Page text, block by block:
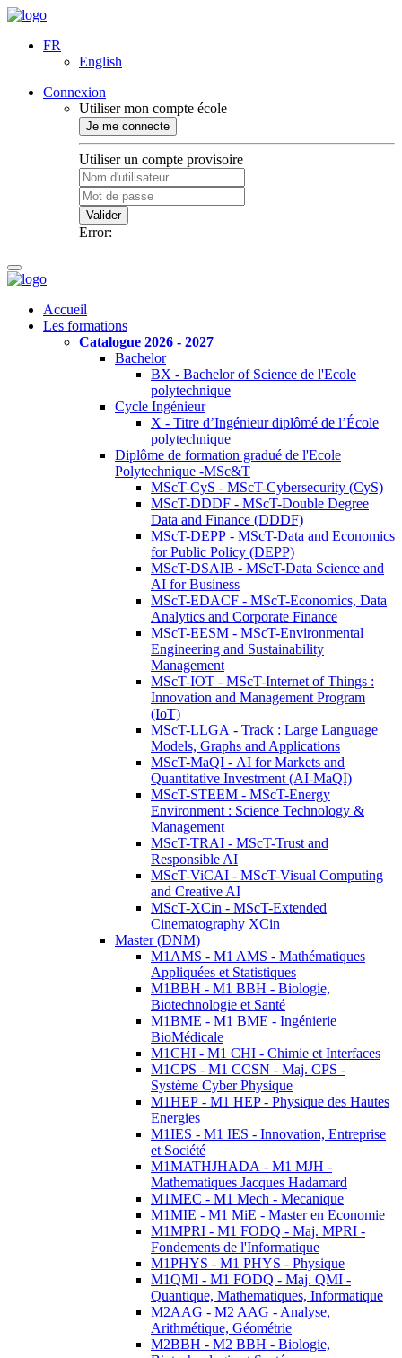
FR
English
Connexion
Utiliser mon compte école
Je me connecte
Utiliser un compte provisoire
Valider
Error:
Accueil
Les formations
Catalogue 2026 - 2027
Bachelor
BX - Bachelor of Science de l'Ecole
polytechnique
Cycle Ingénieur
X - Titre d’Ingénieur diplômé de l’École
polytechnique
Diplôme de formation gradué de l'Ecole
Polytechnique -MSc&T
MScT-CyS - MScT-Cybersecurity (CyS)
MScT-DDDF - MScT-Double Degree
Data and Finance (DDDF)
MScT-DEPP - MScT-Data and Economics
for Public Policy (DEPP)
MScT-DSAIB - MScT-Data Science and
AI for Business
MScT-EDACF - MScT-Economics, Data
Analytics and Corporate Finance
MScT-EESM - MScT-Environmental
Engineering and Sustainability
Management
MScT-IOT - MScT-Internet of Things :
Innovation and Management Program
(IoT)
MScT-LLGA - Track : Large Language
Models, Graphs and Applications
MScT-MaQI - AI for Markets and
Quantitative Investment (AI-MaQI)
MScT-STEEM - MScT-Energy
Environment : Science Technology &
Management
MScT-TRAI - MScT-Trust and
Responsible AI
MScT-ViCAI - MScT-Visual Computing
and Creative AI
MScT-XCin - MScT-Extended
Cinematography XCin
Master (DNM)
M1AMS - M1 AMS - Mathématiques
Appliquées et Statistiques
M1BBH - M1 BBH - Biologie,
Biotechnologie et Santé
M1BME - M1 BME - Ingénierie
BioMédicale
M1CHI - M1 CHI - Chimie et Interfaces
M1CPS - M1 CCSN - Maj. CPS -
Système Cyber Physique
M1HEP - M1 HEP - Physique des Hautes
Energies
M1IES - M1 IES - Innovation, Entreprise
et Société
M1MATHJHADA - M1 MJH -
Mathematiques Jacques Hadamard
M1MEC - M1 Mech - Mecanique
M1MIE - M1 MiE - Master en Economie
M1MPRI - M1 FODQ - Maj. MPRI -
Fondements de l'Informatique
M1PHYS - M1 PHYS - Physique
M1QMI - M1 FODQ - Maj. QMI -
Quantique, Mathematiques, Informatique
M2AAG - M2 AAG - Analyse,
Arithmétique, Géométrie
M2BBH - M2 BBH - Biologie,